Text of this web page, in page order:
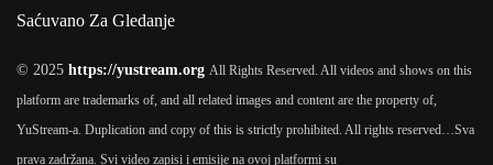
Saćuvano Za Gledanje
© 2025 https://yustream.org All Rights Reserved. All videos and shows on this
platform are trademarks of, and all related images and content are the property of,
YuStream-a. Duplication and copy of this is strictly prohibited. All rights reserved… Sva
prava zadržana. Svi video zapisi i emisije na ovoj platformi su